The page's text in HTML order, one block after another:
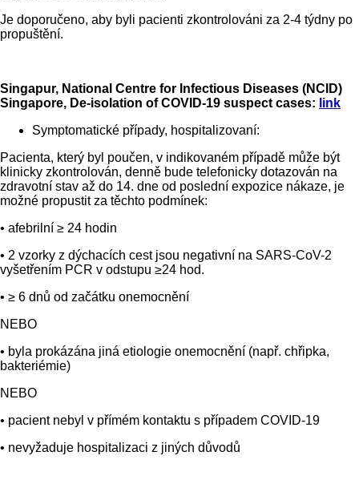
Je doporučeno, aby byli pacienti zkontrolováni za 2-4 týdny po
propuštění.
Singapur, National Centre for Infectious Diseases (NCID)
Singapore, De-isolation of COVID-19 suspect cases: link
Symptomatické případy, hospitalizovaní:
Pacienta, který byl poučen, v indikovaném případě může být
klinicky zkontrolován, denně bude telefonicky dotazován na
zdravotní stav až do 14. dne od poslední expozice nákaze, je
možné propustit za těchto podmínek:
• afebrilní ≥ 24 hodin
• 2 vzorky z dýchacích cest jsou negativní na SARS-CoV-2
vyšetřením PCR v odstupu ≥24 hod.
• ≥ 6 dnů od začátku onemocnění
NEBO
• byla prokázána jiná etiologie onemocnění (např. chřipka,
bakteriémie)
NEBO
• pacient nebyl v přímém kontaktu s případem COVID-19
• nevyžaduje hospitalizaci z jiných důvodů